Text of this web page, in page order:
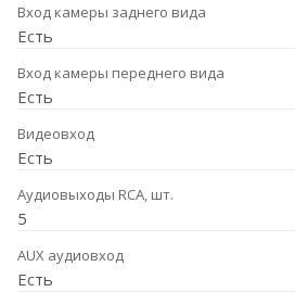
Вход камеры заднего вида
Есть
Вход камеры переднего вида
Есть
Видеовход
Есть
Аудиовыходы RCA, шт.
5
AUX аудиовход
Есть